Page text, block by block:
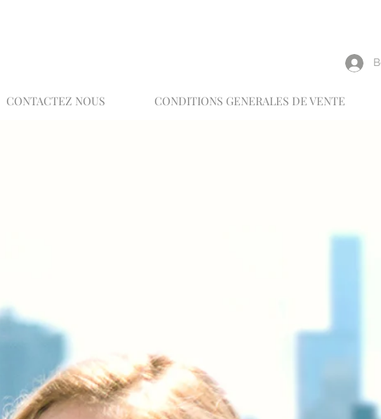
CONTACTEZ NOUS CONDITIONS GENERALES DE VENTE